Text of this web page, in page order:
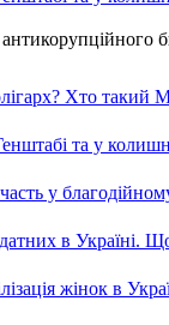
Хто
та у
у
в Україні.
жінок в